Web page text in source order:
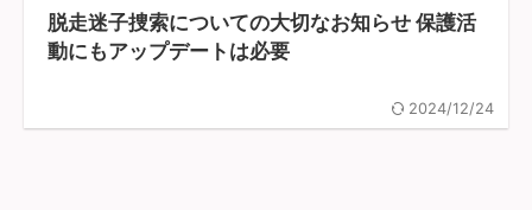
脱走迷子捜索についての大切なお知らせ 保護活
動にもアップデートは必要
2024/12/24